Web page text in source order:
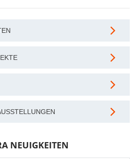
NEUIGKEITEN